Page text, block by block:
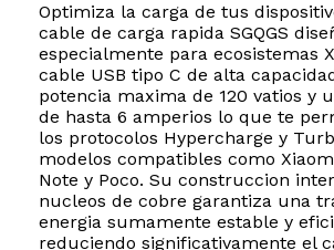
Optimiza la carga de tus
cable de carga rapida SGQGS
especialmente para ecosistemas
cable USB tipo C de alta
potencia maxima de 120 vatios y
de hasta 6 amperios lo que te
los protocolos Hypercharge y
modelos compatibles como
Note y Poco. Su construccion
nucleos de cobre garantiza una
energia sumamente estable y
reduciendo significativamente el